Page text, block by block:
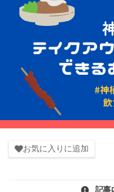
お気に入りに追加
記事